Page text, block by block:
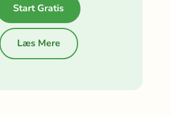
Start Gratis
Læs Mere